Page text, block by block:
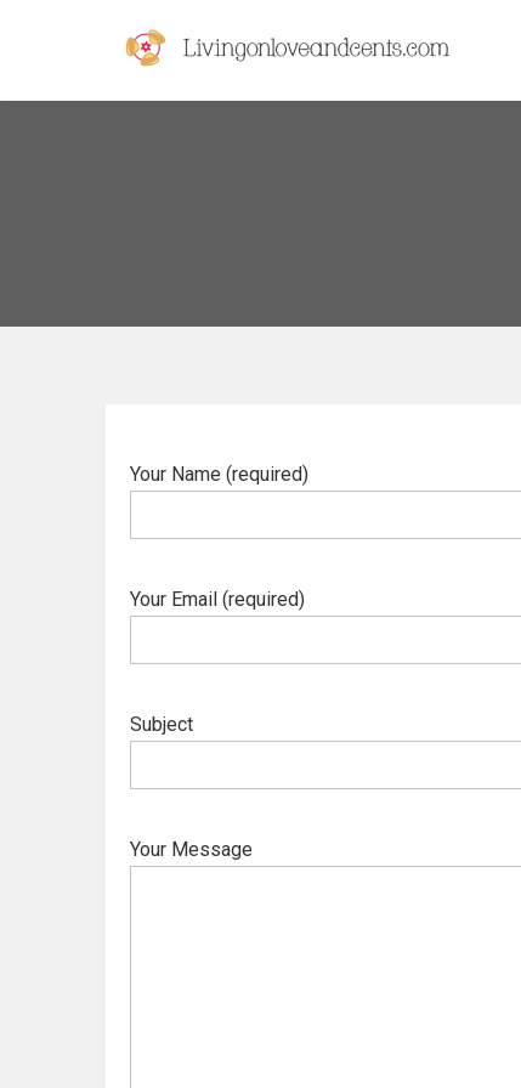
livingonloveandcents.com
Your Name (required)
Your Email (required)
Subject
Your Message